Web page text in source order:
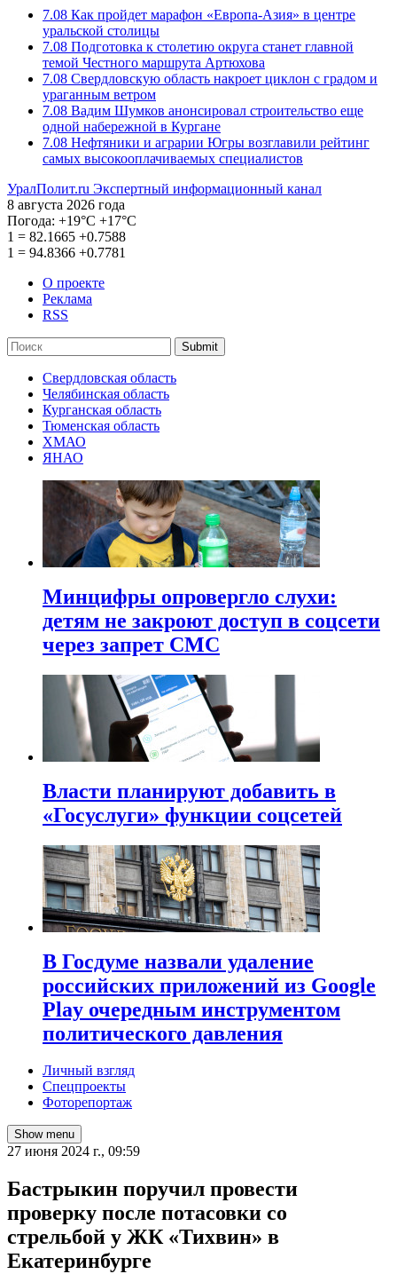
7.08 Как пройдет марафон «Европа-Азия» в центре
уральской столицы
7.08 Подготовка к столетию округа станет главной
темой Честного маршрута Артюхова
7.08 Свердловскую область накроет циклон с градом и
ураганным ветром
7.08 Вадим Шумков анонсировал строительство еще
одной набережной в Кургане
7.08 Нефтяники и аграрии Югры возглавили рейтинг
самых высокооплачиваемых специалистов
УралПолит.ru Экспертный информационный канал
8 августа 2026 года
Погода: +19°С +17°С
1 = 82.1665 +0.7588
1 = 94.8366 +0.7781
О проекте
Реклама
RSS
Submit
Свердловская область
Челябинская область
Курганская область
Тюменская область
ХМАО
ЯНАО
Минцифры опровергло слухи:
детям не закроют доступ в соцсети
через запрет СМС
Власти планируют добавить в
«Госуслуги» функции соцсетей
В Госдуме назвали удаление
российских приложений из Google
Play очередным инструментом
политического давления
Личный взгляд
Спецпроекты
Фоторепортаж
Show menu
27 июня 2024 г., 09:59
Бастрыкин поручил провести
проверку после потасовки со
стрельбой у ЖК «Тихвин» в
Екатеринбурге